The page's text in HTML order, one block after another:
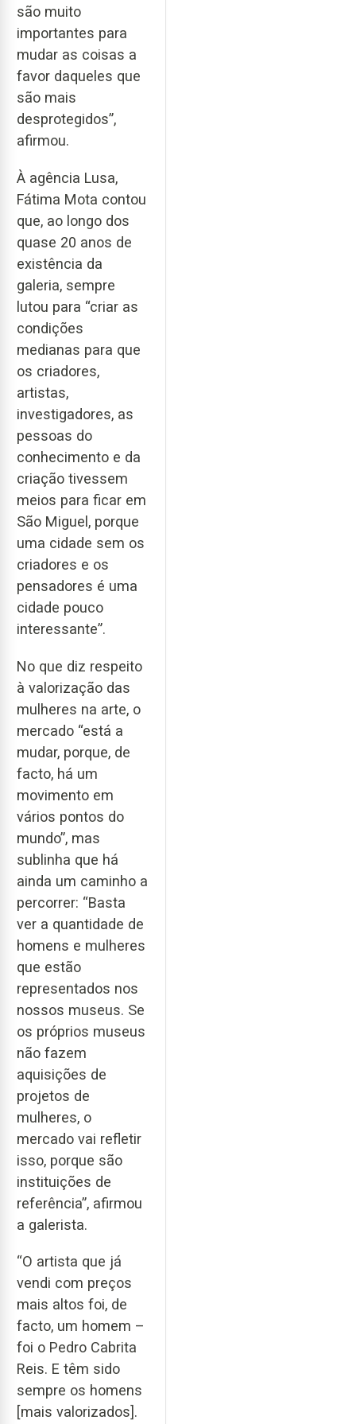
são muito
importantes para
mudar as coisas a
favor daqueles que
são mais
desprotegidos”,
afirmou.
À agência Lusa,
Fátima Mota contou
que, ao longo dos
quase 20 anos de
existência da
galeria, sempre
lutou para “criar as
condições
medianas para que
os criadores,
artistas,
investigadores, as
pessoas do
conhecimento e da
criação tivessem
meios para ficar em
São Miguel, porque
uma cidade sem os
criadores e os
pensadores é uma
cidade pouco
interessante”.
No que diz respeito
à valorização das
mulheres na arte, o
mercado “está a
mudar, porque, de
facto, há um
movimento em
vários pontos do
mundo”, mas
sublinha que há
ainda um caminho a
percorrer: “Basta
ver a quantidade de
homens e mulheres
que estão
representados nos
nossos museus. Se
os próprios museus
não fazem
aquisições de
projetos de
mulheres, o
mercado vai refletir
isso, porque são
instituições de
referência”, afirmou
a galerista.
“O artista que já
vendi com preços
mais altos foi, de
facto, um homem –
foi o Pedro Cabrita
Reis. E têm sido
sempre os homens
[mais valorizados].